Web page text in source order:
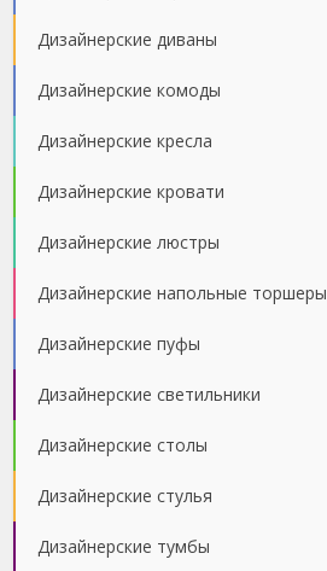
Дизайнерские диваны
Дизайнерские комоды
Дизайнерские кресла
Дизайнерские кровати
Дизайнерские люстры
Дизайнерские напольные торшеры
Дизайнерские пуфы
Дизайнерские светильники
Дизайнерские столы
Дизайнерские стулья
Дизайнерские тумбы